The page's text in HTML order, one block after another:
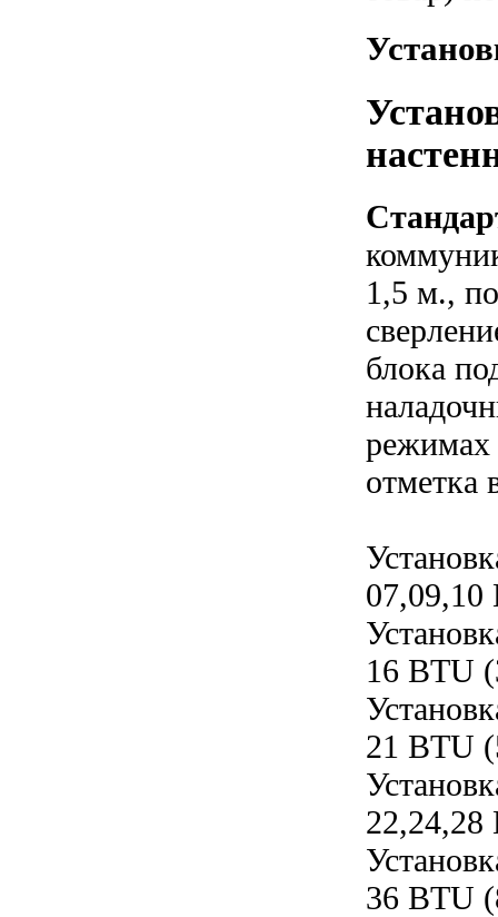
1,5 м.,
блока
режимах
отметка
16 BTU
21 BTU
36 BTU